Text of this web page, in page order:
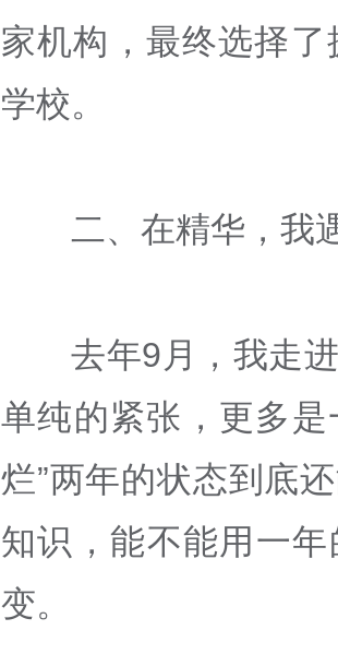
家机构，最终选择
学校。
二、在精华，我
去年9月，我走
单纯的紧张，更多
烂”两年的状态到底
知识，能不能用一
变。